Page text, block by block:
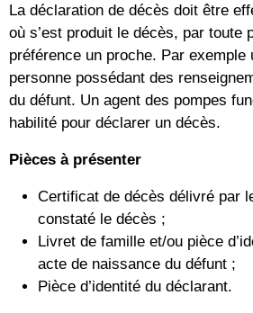
La déclaration de décès doit être
où s’est produit le décès, par toute
préférence un proche. Par exemple
personne possédant des
du défunt. Un agent des pompes
habilité pour déclarer un décès.
Pièces à présenter
Certificat de décès délivré par
constaté le décès ;
Livret de famille et/ou pièce
acte de naissance du défunt ;
Pièce d’identité du déclarant.